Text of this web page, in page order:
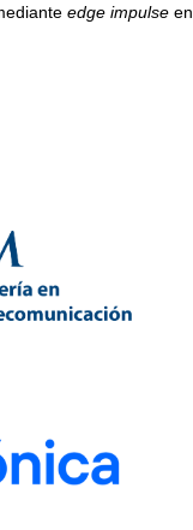
edge impulseen